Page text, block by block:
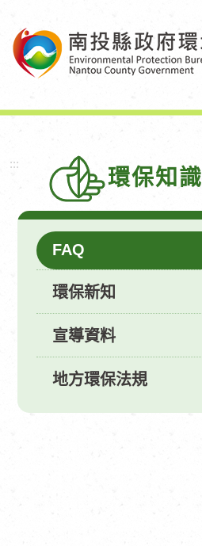
主
容
塊:::
環保知識
FAQ
環保新知
宣導資料
地方環保法規